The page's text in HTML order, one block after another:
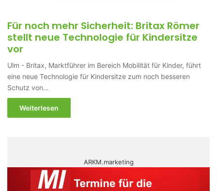
Für noch mehr Sicherheit: Britax Römer
stellt neue Technologie für Kindersitze
vor
Ulm - Britax, Marktführer im Bereich Mobilität für Kinder, führt
eine neue Technologie für Kindersitze zum noch besseren
Schutz von…
Weiterlesen
ARKM.marketing